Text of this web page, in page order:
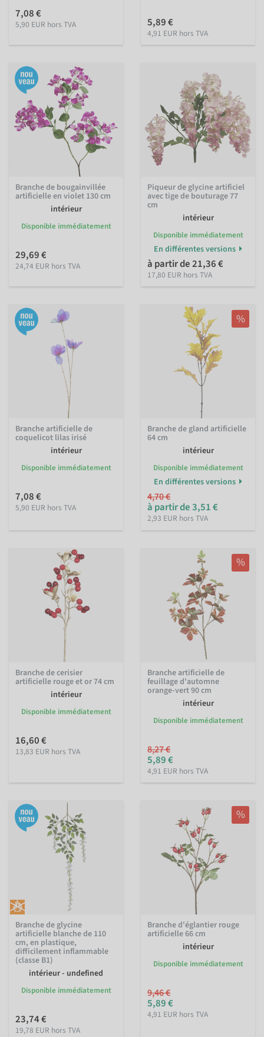
7,08 €
5,90 EUR hors TVA 5,89 €
4,91 EUR hors TVA
Branche de bougainvillée
artificielle en violet 130 cm
intérieur
Disponible immédiatement
29,69 €
24,74 EUR hors TVA
Piqueur de glycine artificiel
avec tige de bouturage 77
cm
intérieur
Disponible immédiatement
En différentes versions
à partir de 21,36 €
17,80 EUR hors TVA
Branche artificielle de
coquelicot lilas irisé
intérieur
Disponible immédiatement
7,08 €
5,90 EUR hors TVA
%
Branche de gland artificielle
64 cm
intérieur
Disponible immédiatement
En différentes versions
4,70 €
à partir de 3,51 €
2,93 EUR hors TVA
Branche de cerisier
artificielle rouge et or 74 cm
intérieur
Disponible immédiatement
16,60 €
13,83 EUR hors TVA
%
Branche artificielle de
feuillage d'automne
orange-vert 90 cm
intérieur
Disponible immédiatement
8,27 €
5,89 €
4,91 EUR hors TVA
Branche de glycine
artificielle blanche de 110
cm, en plastique,
difficilement inflammable
(classe B1)
intérieur - undefined
Disponible immédiatement
23,74 €
19,78 EUR hors TVA
%
Branche d'églantier rouge
artificielle 66 cm
intérieur
Disponible immédiatement
9,46 €
5,89 €
4,91 EUR hors TVA